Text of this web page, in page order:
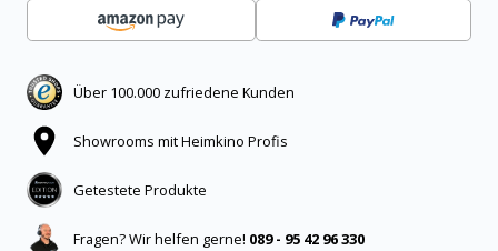
Über 100.000 zufriedene Kunden
Showrooms mit Heimkino Profis
Getestete Produkte
Fragen? Wir helfen gerne! 089 - 95 42 96 330